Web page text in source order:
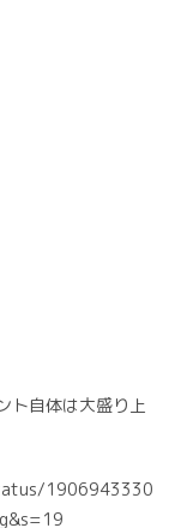
ト自体は大盛り上
1906943330